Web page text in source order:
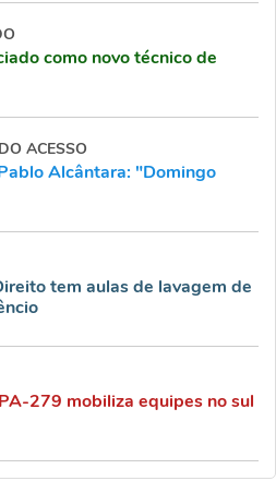
como novo técnico de
ACESSO
Alcântara: "Domingo
tem aulas de lavagem de
279 mobiliza equipes no sul